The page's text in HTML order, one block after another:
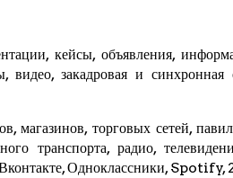
кейсы, объявления,
закадровая и синхронная
магазинов, торговых сетей,
транспорта, радио,
, Одноклассники, Spotify,